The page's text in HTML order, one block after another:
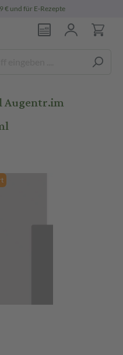
€ und für E-Rezepte
Augentr.im